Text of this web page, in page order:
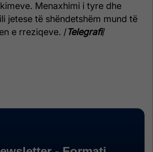
Menaxhimi i tyre dhe
jetese të shëndetshëm mund të
e rreziqeve. /Telegrafi/